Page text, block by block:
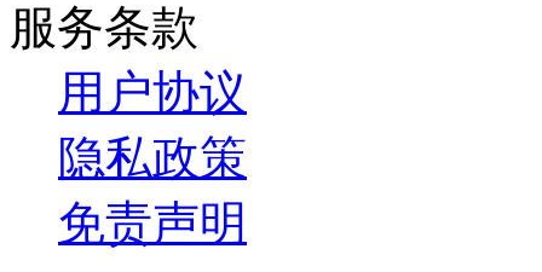
服务条款
用户协议
隐私政策
免责声明